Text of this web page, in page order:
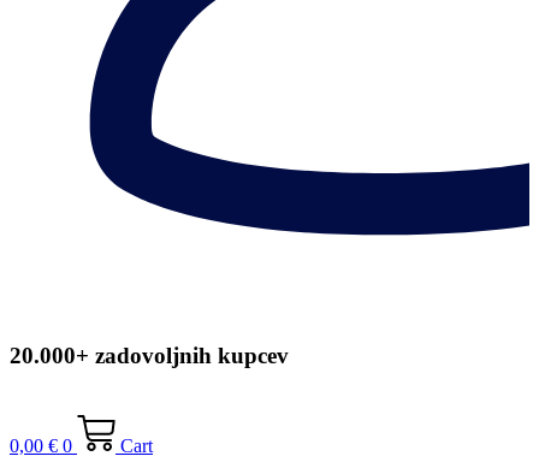
20.000+ zadovoljnih kupcev
0,00 € 0
Cart